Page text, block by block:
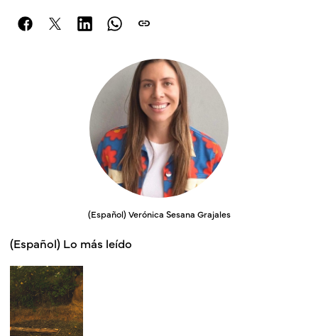
link
(Español) Verónica Sesana Grajales
(Español) Lo más leído